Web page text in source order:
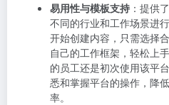
易用性与模板支持 ：提供
不同的行业和工作场景进
开始创建内容，只需选择
自己的工作框架，轻松上
的员工还是初次使用该平
悉和掌握平台的操作，降
率。